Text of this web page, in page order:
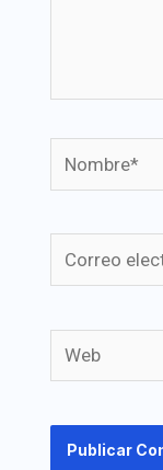
Nombre*
Correo
electrónico*
Web